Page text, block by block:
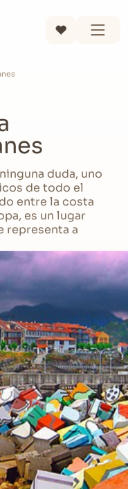
duda, uno
de todo el
entre la costa
es un lugar
representa a